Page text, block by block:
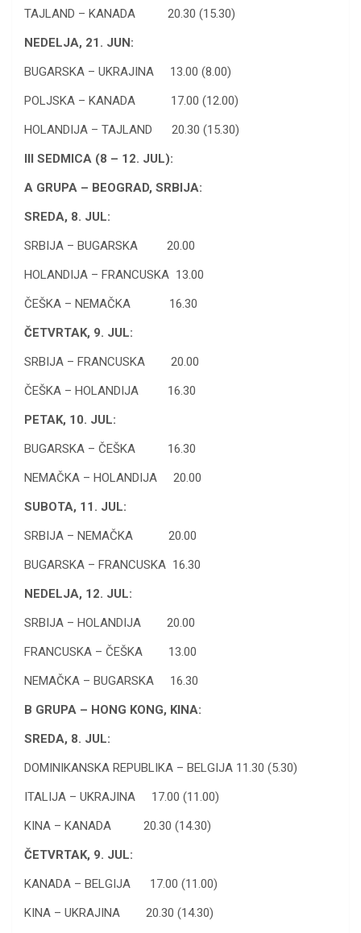
TAJLAND – KANADA 20.30 (15.30)
NEDELJA, 21. JUN:
BUGARSKA – UKRAJINA 13.00 (8.00)
POLJSKA – KANADA 17.00 (12.00)
HOLANDIJA – TAJLAND 20.30 (15.30)
III SEDMICA (8 – 12. JUL):
A GRUPA – BEOGRAD, SRBIJA:
SREDA, 8. JUL:
SRBIJA – BUGARSKA 20.00
HOLANDIJA – FRANCUSKA 13.00
ČEŠKA – NEMAČKA 16.30
ČETVRTAK, 9. JUL:
SRBIJA – FRANCUSKA 20.00
ČEŠKA – HOLANDIJA 16.30
PETAK, 10. JUL:
BUGARSKA – ČEŠKA 16.30
NEMAČKA – HOLANDIJA 20.00
SUBOTA, 11. JUL:
SRBIJA – NEMAČKA 20.00
BUGARSKA – FRANCUSKA 16.30
NEDELJA, 12. JUL:
SRBIJA – HOLANDIJA 20.00
FRANCUSKA – ČEŠKA 13.00
NEMAČKA – BUGARSKA 16.30
B GRUPA – HONG KONG, KINA:
SREDA, 8. JUL:
DOMINIKANSKA REPUBLIKA – BELGIJA 11.30 (5.30)
ITALIJA – UKRAJINA 17.00 (11.00)
KINA – KANADA 20.30 (14.30)
ČETVRTAK, 9. JUL:
KANADA – BELGIJA 17.00 (11.00)
KINA – UKRAJINA 20.30 (14.30)